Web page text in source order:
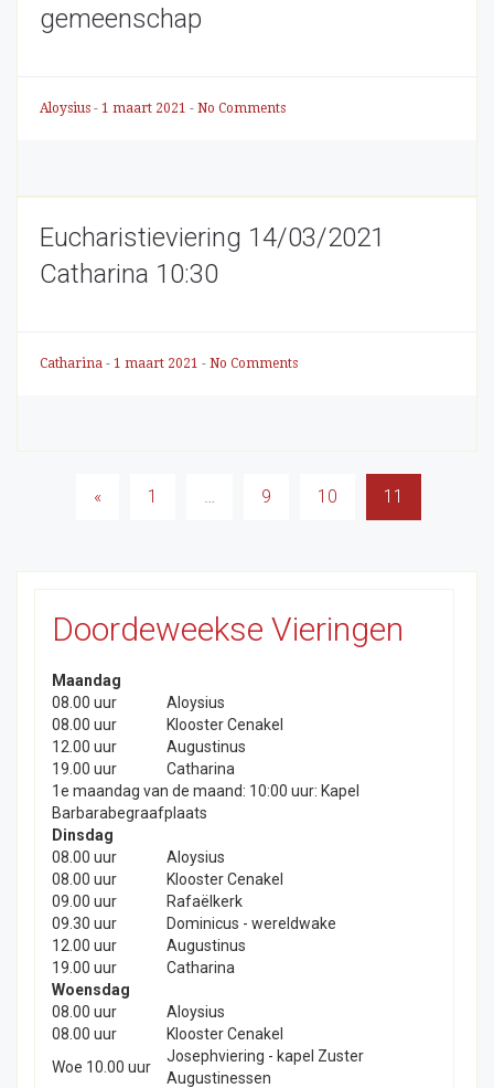
gemeenschap
Aloysius - 1 maart 2021 - No Comments
Eucharistieviering 14/03/2021
Catharina 10:30
Catharina - 1 maart 2021 - No Comments
Berichten
« 1 … 9 10 11
Doordeweekse Vieringen
Maandag
08.00 uur
Aloysius
08.00 uur
Klooster Cenakel
12.00 uur
Augustinus
19.00 uur
Catharina
1e maandag van de maand: 10:00 uur: Kapel
Barbarabegraafplaats
Dinsdag
08.00 uur
Aloysius
08.00 uur
Klooster Cenakel
09.00 uur
Rafaëlkerk
09.30 uur
Dominicus - wereldwake
12.00 uur
Augustinus
19.00 uur
Catharina
Woensdag
08.00 uur
Aloysius
08.00 uur
Klooster Cenakel
Woe 10.00 uur
Josephviering - kapel Zuster
Augustinessen